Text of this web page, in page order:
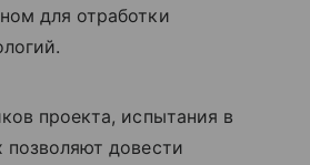
для отработки
проекта, испытания в
позволяют довести